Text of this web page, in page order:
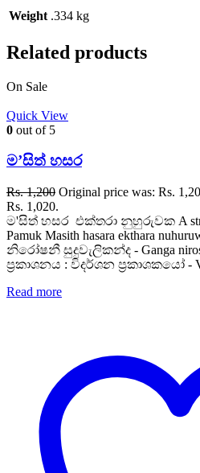
Weight .334 kg
Related products
On Sale
Quick View
0 out of 5
ම’සිත් හසර
Rs.1,200 Original price was: Rs.
Rs. 1,020.
ම'සිත් හසර එක්තරා නුහුරුවක A
Pamuk Masith hasara ekthara
නිරෝෂනී සුදුවැලිකන්ද - Ganga
ප්‍රකාශනය : විදර්ශන ප්‍රකාශකයෝ -
Read more